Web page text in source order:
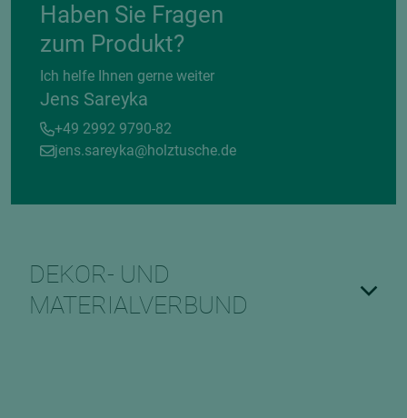
Haben Sie Fragen
zum Produkt?
Ich helfe Ihnen gerne weiter
Jens Sareyka
+49 2992 9790-82
jens.sareyka@holztusche.de
DEKOR- UND
MATERIALVERBUND